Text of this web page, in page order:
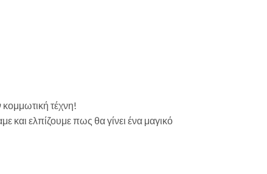
τέχνη!
και ελπίζουμε πως θα γίνει ένα μαγικό